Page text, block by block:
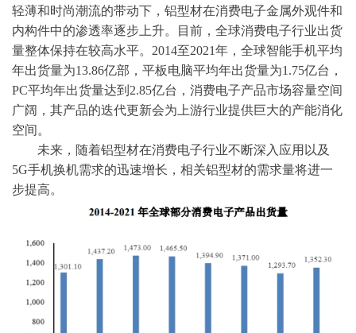
轻薄和时尚潮流的带动下，铝型材在消费电子金属外观件和
内构件中的渗透率逐步上升。目前，全球消费电子行业出货
量整体保持在较高水平。 2014至2021年，全球智能手机平均
年出货量为13.86亿部，平板电脑平均年出货量为1.75亿台，
PC平均年出货量达到2.85亿台，消费电子产品市场容量空间
广阔，其产品的迭代更新会为上游行业提供巨大的产能消化
空间。
未来，随着铝型材在消费电子行业不断深入应用以及
5G手机换机需求的迅速增长，相关铝型材的需求量将进一
步提高。